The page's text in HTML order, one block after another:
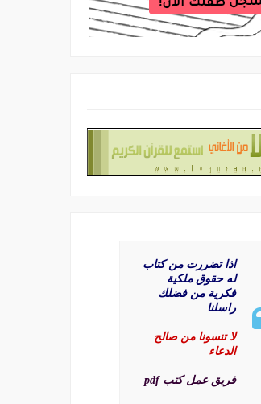
اذا تضررت من كتاب
له حقوق ملكية
فكرية من فضلك
راسلنا
لا تنسونا من صالح
الدعاء
فريق عمل كتب pdf